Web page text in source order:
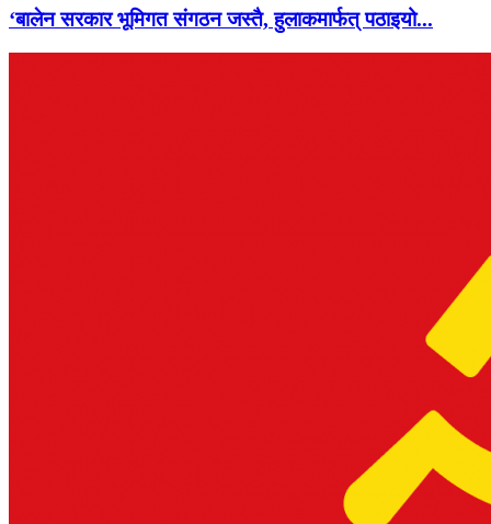
‘बालेन सरकार भूमिगत संगठन जस्तै, हुलाकमार्फत् पठाइयो...